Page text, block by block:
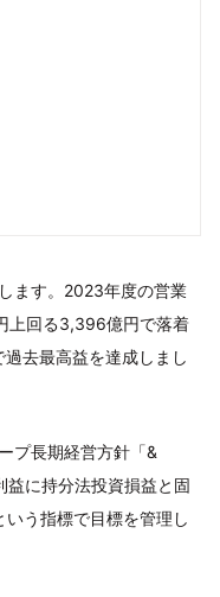
ます。2023年度の営業
上回る3,396億円で落着
去最高益を達成しまし
プ長期経営方針「&
に持分法投資損益と固
う指標で目標を管理し